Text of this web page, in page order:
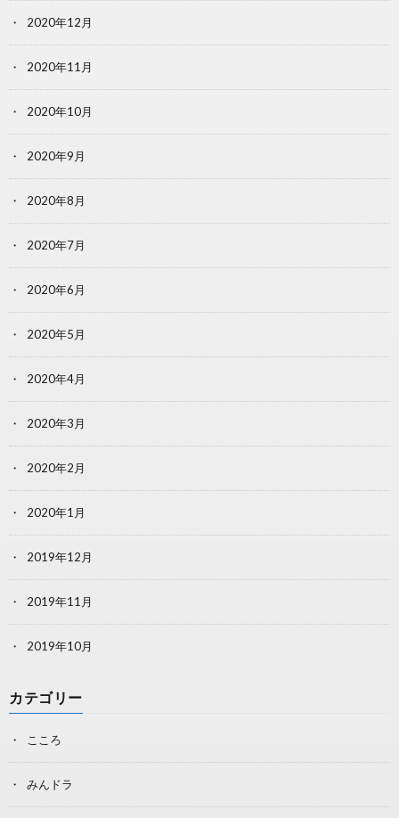
2020年12月
2020年11月
2020年10月
2020年9月
2020年8月
2020年7月
2020年6月
2020年5月
2020年4月
2020年3月
2020年2月
2020年1月
2019年12月
2019年11月
2019年10月
カテゴリー
こころ
みんドラ